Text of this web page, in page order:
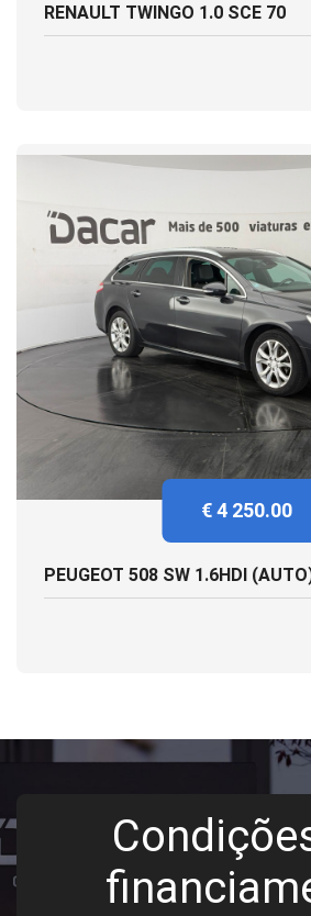
RENAULT TWINGO 1.0 SCE 70
€ 4 250.00
PEUGEOT 508 SW 1.6HDI